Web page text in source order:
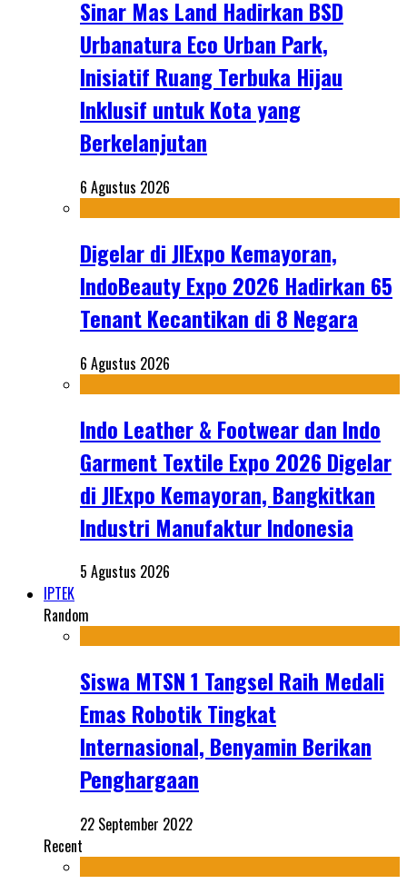
Sinar Mas Land Hadirkan BSD
Urbanatura Eco Urban Park,
Inisiatif Ruang Terbuka Hijau
Inklusif untuk Kota yang
Berkelanjutan
6 Agustus 2026
Digelar di JIExpo Kemayoran,
IndoBeauty Expo 2026 Hadirkan 65
Tenant Kecantikan di 8 Negara
6 Agustus 2026
Indo Leather & Footwear dan Indo
Garment Textile Expo 2026 Digelar
di JIExpo Kemayoran, Bangkitkan
Industri Manufaktur Indonesia
5 Agustus 2026
IPTEK
Random
Siswa MTSN 1 Tangsel Raih Medali
Emas Robotik Tingkat
Internasional, Benyamin Berikan
Penghargaan
22 September 2022
Recent